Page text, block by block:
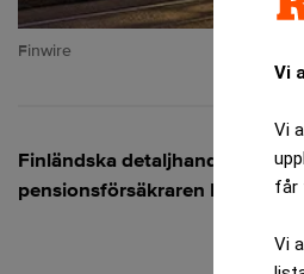
Vi
Vi
får
Vi
Finwire
Finländska
pensionsförsäkraren Keva.